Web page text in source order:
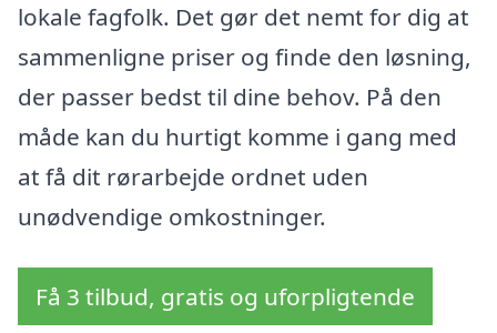
lokale fagfolk. Det gør det nemt for dig at
sammenligne priser og finde den løsning,
der passer bedst til dine behov. På den
måde kan du hurtigt komme i gang med
at få dit rørarbejde ordnet uden
unødvendige omkostninger.
Få 3 tilbud, gratis og uforpligtende